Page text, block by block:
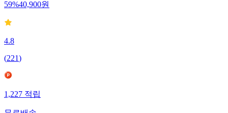
59%40,900원
4.8
(221)
1,227적립